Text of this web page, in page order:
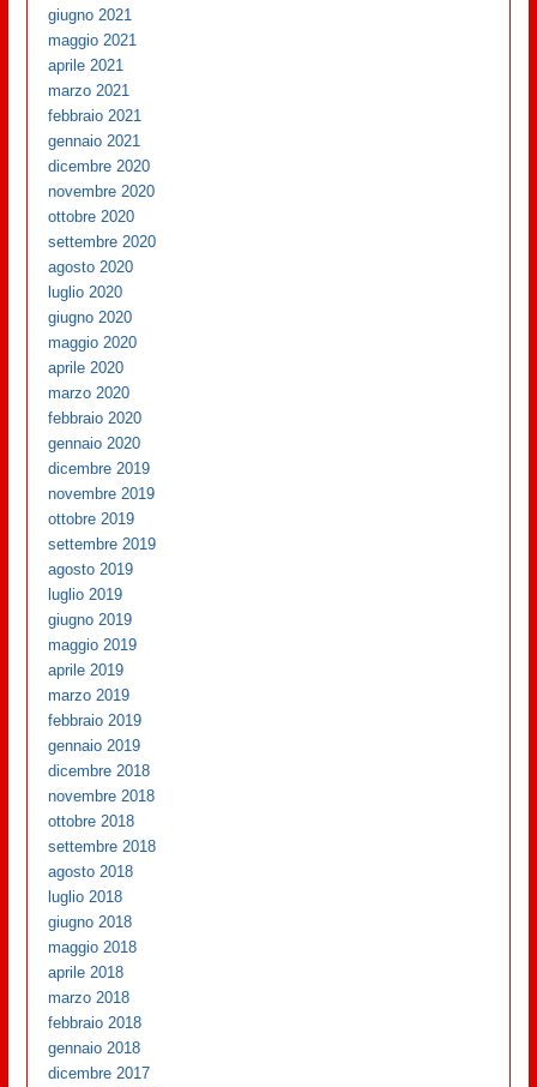
giugno 2021
maggio 2021
aprile 2021
marzo 2021
febbraio 2021
gennaio 2021
dicembre 2020
novembre 2020
ottobre 2020
settembre 2020
agosto 2020
luglio 2020
giugno 2020
maggio 2020
aprile 2020
marzo 2020
febbraio 2020
gennaio 2020
dicembre 2019
novembre 2019
ottobre 2019
settembre 2019
agosto 2019
luglio 2019
giugno 2019
maggio 2019
aprile 2019
marzo 2019
febbraio 2019
gennaio 2019
dicembre 2018
novembre 2018
ottobre 2018
settembre 2018
agosto 2018
luglio 2018
giugno 2018
maggio 2018
aprile 2018
marzo 2018
febbraio 2018
gennaio 2018
dicembre 2017